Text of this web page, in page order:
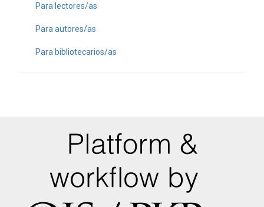
Para lectores/as
Para autores/as
Para bibliotecarios/as